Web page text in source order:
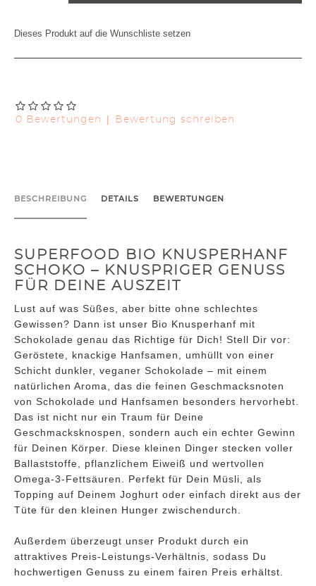
0 Bewertungen | Bewertung schreiben
Dieses Produkt auf die Wunschliste setzen
BESCHREIBUNG DETAILS BEWERTUNGEN
SUPERFOOD BIO KNUSPERHANF
SCHOKO – KNUSPRIGER GENUSS
FÜR DEINE AUSZEIT
Lust auf was Süßes, aber bitte ohne schlechtes
Gewissen? Dann ist unser Bio Knusperhanf mit
Schokolade genau das Richtige für Dich! Stell Dir vor:
Geröstete, knackige Hanfsamen, umhüllt von einer
Schicht dunkler, veganer Schokolade – mit einem
natürlichen Aroma, das die feinen Geschmacksnoten
von Schokolade und Hanfsamen besonders hervorhebt.
Das ist nicht nur ein Traum für Deine
Geschmacksknospen, sondern auch ein echter Gewinn
für Deinen Körper. Diese kleinen Dinger stecken voller
Ballaststoffe, pflanzlichem Eiweiß und wertvollen
Omega-3-Fettsäuren. Perfekt für Dein Müsli, als
Topping auf Deinem Joghurt oder einfach direkt aus der
Tüte für den kleinen Hunger zwischendurch.
Außerdem überzeugt unser Produkt durch ein
attraktives Preis-Leistungs-Verhältnis, sodass Du
hochwertigen Genuss zu einem fairen Preis erhältst.